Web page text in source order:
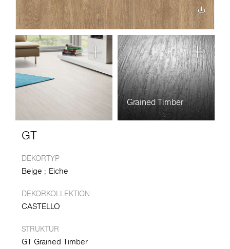
Grained Timber
GT
DEKORTYP
Beige Eiche
DEKORKOLLEKTION
CASTELLO
STRUKTUR
GT Grained Timber